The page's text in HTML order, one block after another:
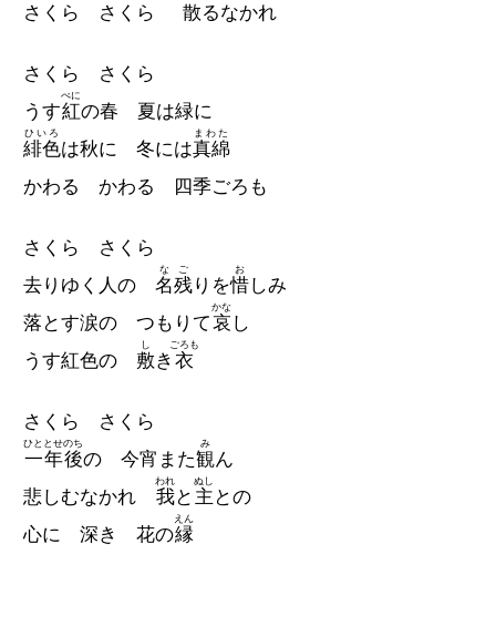
さくら さくら 散るなかれ
さくら さくら
うす紅
べに
の春 夏は緑に
緋色
ひいろ
は秋に 冬には真綿
まわた
かわる かわる 四季ごろも
さくら さくら
去りゆく人の 名残
なご
りを惜
お
しみ
落とす涙の つもりて哀
かな
し
うす紅色の 敷
し
き 衣
ごろも
さくら さくら
一年後
ひととせのち
の 今宵また観
み
ん
悲しむなかれ 我
われ
と 主
ぬし
との
心に 深き 花の縁
えん